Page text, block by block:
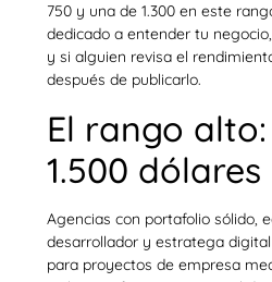
750 y una de 1.300 en este
dedicado a entender tu
y si alguien revisa el
después de publicarlo.
El rango
1.500 dólares
Agencias con portafolio sólido,
desarrollador y estratega
para proyectos de empresa